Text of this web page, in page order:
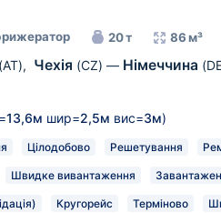
20 т 86 м³
(AT), Чехія (CZ) — Німеччина
13,6м шир=2,5м вис=3м)
Цілодобово Решетування
Швидке вивантаження
Кругорейс Терміново